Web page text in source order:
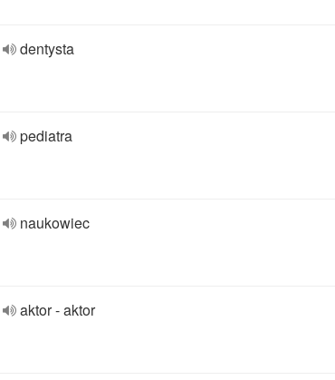
dentysta
pediatra
naukowiec
aktor - aktor